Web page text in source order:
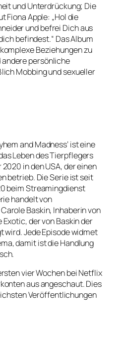
und Unterdrückung; Die
Fiona Apple: „Hol die
und befrei Dich aus
befindest.“ Das Album
Beziehungen zu
persönliche
Mobbing und sexueller
and Madness‘ ist eine
Leben des Tierpflegers
in den USA, der einen
betrieb. Die Serie ist seit
beim Streamingdienst
handelt von
Baskin, Inhaberin von
Exotic, der von Baskin der
Jede Episode widmet
damit ist die Handlung
vier Wochen bei Netflix
aus angeschaut. Dies
Veröffentlichungen